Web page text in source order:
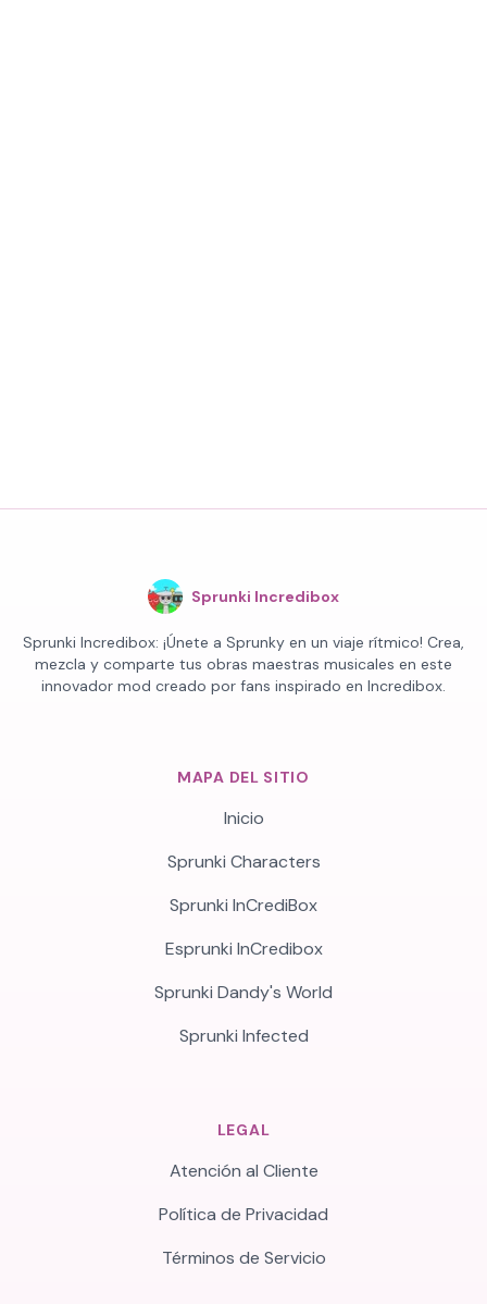
Sprunki Incredibox
Sprunki Incredibox: ¡Únete a Sprunky en un viaje rítmico! Crea,
mezcla y comparte tus obras maestras musicales en este
innovador mod creado por fans inspirado en Incredibox.
MAPA DEL SITIO
Inicio
Sprunki Characters
Sprunki InCrediBox
Esprunki InCredibox
Sprunki Dandy's World
Sprunki Infected
LEGAL
Atención al Cliente
Política de Privacidad
Términos de Servicio